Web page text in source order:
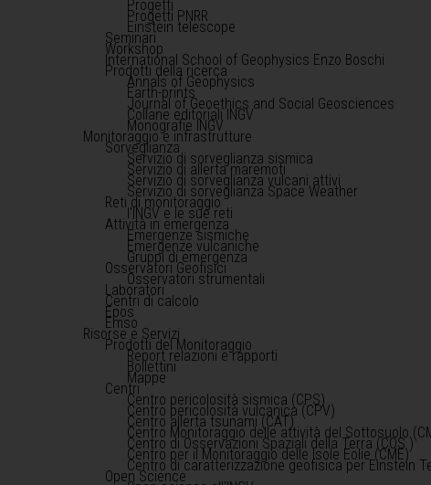
Progetti
Progetti PNRR
Einstein telescope
Seminari
Workshop
International School of Geophysics Enzo Boschi
Prodotti della ricerca
Annals of Geophysics
Earth-prints
Journal of Geoethics and Social Geosciences
Collane editoriali INGV
Monografie INGV
Monitoraggio e infrastrutture
Sorveglianza
Servizio di sorveglianza sismica
Servizio di allerta maremoti
Servizio di sorveglianza vulcani attivi
Servizio di sorveglianza Space Weather
Reti di monitoraggio
l'INGV e le sue reti
Attività in emergenza
Emergenze sismiche
Emergenze vulcaniche
Gruppi di emergenza
Osservatori Geofisici
Osservatori strumentali
Laboratori
Centri di calcolo
Epos
Emso
Risorse e Servizi
Prodotti del Monitoraggio
Report relazioni e rapporti
Bollettini
Mappe
Centri
Centro pericolosità sismica (CPS)
Centro pericolosità vulcanica (CPV)
Centro allerta tsunami (CAT)
Centro Monitoraggio delle attività del Sottosuolo
Centro di Osservazioni Spaziali della Terra (COS )
Centro per il Monitoraggio delle Isole Eolie (CME)
Centro di caratterizzazione geofisica per Einstein
Open Science